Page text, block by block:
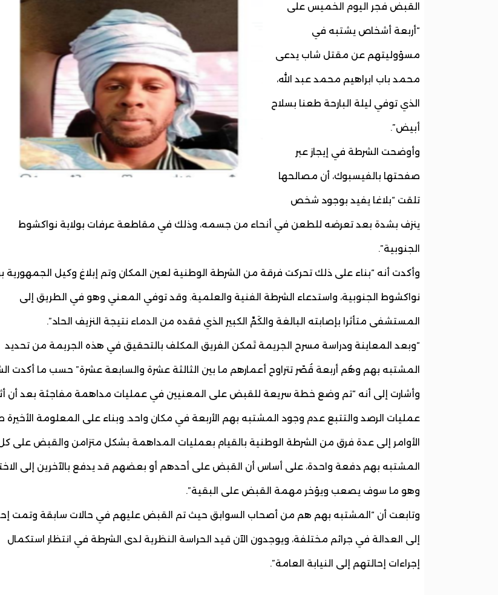
القبض فجر اليوم الخميس على
“أربعة أشخاص يشتبه في
مسؤوليتهم عن مقتل شاب يدعى
محمد باب ابراهيم محمد عبد الله،
الذي توفي ليلة البارحة طعنا بسلاح
أبيض”.
وأوضحت الشرطة في إيجاز عبر
صفحتها بالفيسبوك، أن مصالحها
تلقت “بلاغا يفيد بوجود شخص
ينزف بشدة بعد تعرضه للطعن في أنحاء من جسمه، وذلك في مقاطعة عرفات بولاية نواكشوط
الجنوبية”.
وأكدت أنه “بناء على ذلك تحركت فرقة من الشرطة الوطنية لعين المكان وتم إبلاغ وكيل الجمهورية
نواكشوط الجنوبية، واستدعاء الشرطة الفنية والعلمية. وقد توفي المعني وهو في الطريق إلى
المستشفى متأثرا بإصابته البالغة والكَمِّ الكبير الذي فقده من الدماء نتيجة النزيف الحاد”.
“وبعد المعاينة ودراسة مسرح الجريمة تَمكن الفريق المكلف بالتحقيق في هذه الجريمة من تحديد
المشتبه بهم وهُم أربعة قُصّر تتراوح أعمارهم ما بين الثالثة عشرة والسابعة عشرة” حسب ما أكدت
وأشارت إلى أنه “تم وضع خطة سريعة للقبض على المعنيين في عمليات مداهمة مفاجئة بعد أن
عمليات الرصد والتتبع عدم وجود المشتبه بهم الأربعة في مكان واحد. وبناء على المعلومة الأخيرة
الأوامر إلى عدة فرق من الشرطة الوطنية بالقيام بعمليات المداهمة بشكل متزامن والقبض على
المشتبه بهم دفعة واحدة، على أساس أن القبض على أحدهم أو بعضهم قد يدفع بالآخرين إلى
وهو ما سوف يصعب ويؤخر مهمة القبض على البقية”.
وتابعت أن “المشتبه بهم هم من أصحاب السوابق حيث تم القبض عليهم في حالات سابقة وتمت
إلى العدالة في جرائم مختلفة، ويوجدون الآن قيد الحراسة النظرية لدى الشرطة في انتظار استكمال
إجراءات إحالتهم إلى النيابة العامة”.